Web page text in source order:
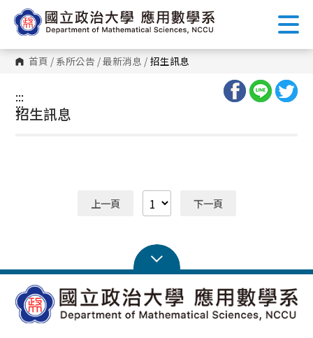
到
主
內
容 首頁 / 系所公告 /最新消息 / 招生訊息
:::
:::
招生訊息
上一頁 下一頁